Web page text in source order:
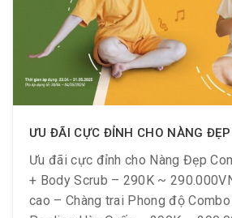
ƯU ĐÃI CỰC ĐỈNH CHO NÀNG ĐẸP
Ưu đãi cực đỉnh cho Nàng Đẹp
+ Body Scrub – 290K ~
cao – Chàng trai Phong độ